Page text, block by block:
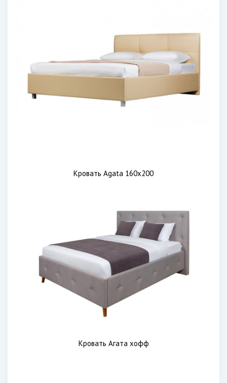
Кровать Agata 160x200
Кровать Агата хофф